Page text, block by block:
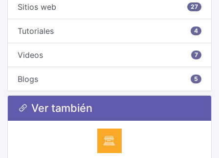
Sitios web 27
Tutoriales 4
Videos 7
Blogs 5
Ver también